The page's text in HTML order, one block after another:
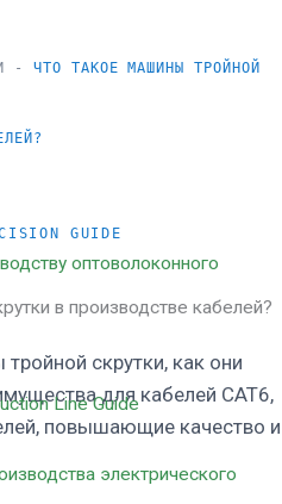
оптоволоконного
Line Guide
электрического
- ЧТО ТАКОЕ МАШИНЫ ТРОЙНОЙ
GUIDE
в производстве кабелей?
скрутки, как они
для кабелей CAT6,
повышающие качество и